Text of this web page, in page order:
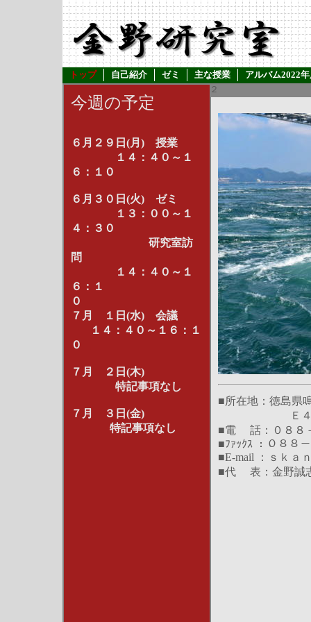
トップ 自己紹介 ゼミ 主な授業
アルバム2022
２
今週の予定
６月２９日(月) 授業
１４：４０～１
６：１０
６月３０日(火) ゼミ
１３：００～１
４：３０
研究室訪
問
１４：４０～１
６：１
０
７月 １日(水) 会議
１４：４０～１６：１
０
７月 ２日(木)
特記事項なし
７月 ３日(金)
特記事項なし
■所在地：徳島県
Ｅ４０９研
■電 話：０８８
■ﾌｧｯｸｽ ：０８８
■E-mail ：ｓｋａ
■代 表：金野誠